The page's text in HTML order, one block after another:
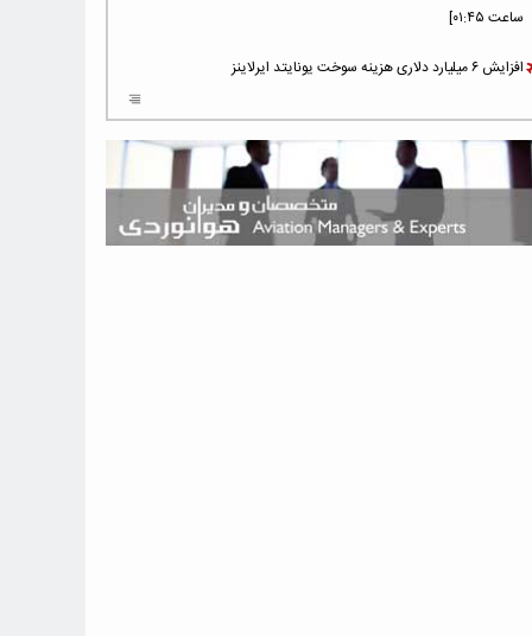
ساعت ۰۱:۴۵]
افزایش ۶ میلیارد دلاری هزینه‌ سوخت یونایتد ایرلاینز
هوش مصنوعی وارد تعمیر و بازرسی موتورهای هواپیما شد
حمله هوایی به تأسیسات فرودگاه سمنان
استخدام در صنعت هوانوردی کانادا با آموزش رایگان و حقوق ۱۲۷ هزار
دلاری